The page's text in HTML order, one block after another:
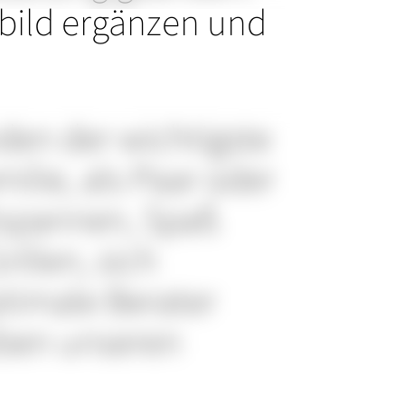
ergänzen und
der wichtigste
als Paar oder
Spaß
sich
Berater
unseren